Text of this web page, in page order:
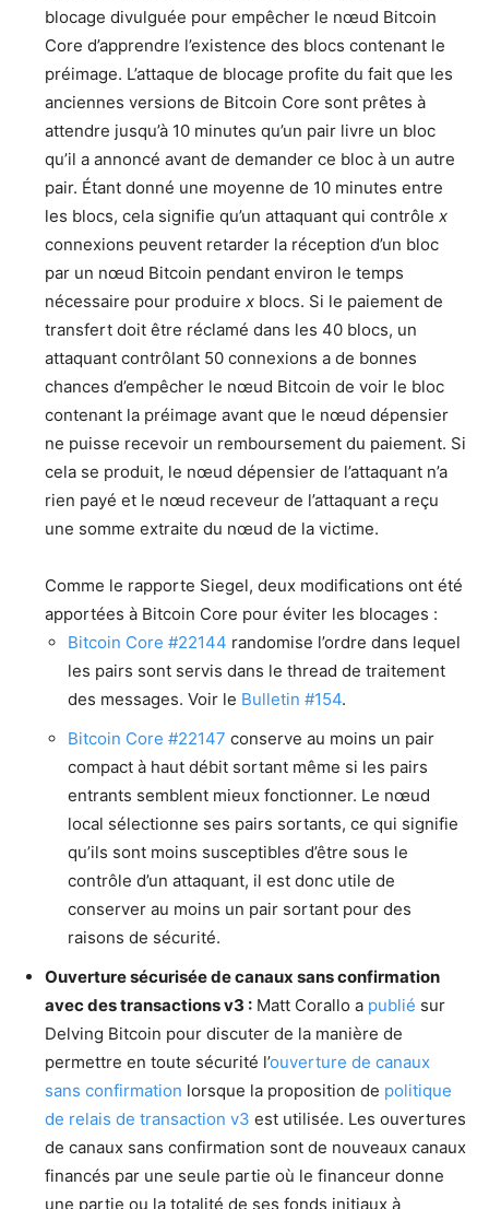
blocage divulguée pour empêcher le nœud Bitcoin
Core d’apprendre l’existence des blocs contenant le
préimage. L’attaque de blocage profite du fait que les
anciennes versions de Bitcoin Core sont prêtes à
attendre jusqu’à 10 minutes qu’un pair livre un bloc
qu’il a annoncé avant de demander ce bloc à un autre
pair. Étant donné une moyenne de 10 minutes entre
les blocs, cela signifie qu’un attaquant qui contrôle x
connexions peuvent retarder la réception d’un bloc
par un nœud Bitcoin pendant environ le temps
nécessaire pour produire x blocs. Si le paiement de
transfert doit être réclamé dans les 40 blocs, un
attaquant contrôlant 50 connexions a de bonnes
chances d’empêcher le nœud Bitcoin de voir le bloc
contenant la préimage avant que le nœud dépensier
ne puisse recevoir un remboursement du paiement. Si
cela se produit, le nœud dépensier de l’attaquant n’a
rien payé et le nœud receveur de l’attaquant a reçu
une somme extraite du nœud de la victime.
Comme le rapporte Siegel, deux modifications ont été
apportées à Bitcoin Core pour éviter les blocages :
Bitcoin Core #22144 randomise l’ordre dans lequel
les pairs sont servis dans le thread de traitement
des messages. Voir le Bulletin #154.
Bitcoin Core #22147 conserve au moins un pair
compact à haut débit sortant même si les pairs
entrants semblent mieux fonctionner. Le nœud
local sélectionne ses pairs sortants, ce qui signifie
qu’ils sont moins susceptibles d’être sous le
contrôle d’un attaquant, il est donc utile de
conserver au moins un pair sortant pour des
raisons de sécurité.
Ouverture sécurisée de canaux sans confirmation
avec des transactions v3 : Matt Corallo a publié sur
Delving Bitcoin pour discuter de la manière de
permettre en toute sécurité l’ouverture de canaux
sans confirmation lorsque la proposition de politique
de relais de transaction v3 est utilisée. Les ouvertures
de canaux sans confirmation sont de nouveaux canaux
financés par une seule partie où le financeur donne
une partie ou la totalité de ses fonds initiaux à